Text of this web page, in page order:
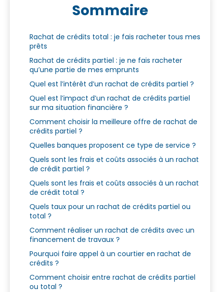
Sommaire
Rachat de crédits total : je fais racheter tous mes
prêts
Rachat de crédits partiel : je ne fais racheter
qu’une partie de mes emprunts
Quel est l’intérêt d’un rachat de crédits partiel ?
Quel est l’impact d’un rachat de crédits partiel
sur ma situation financière ?
Comment choisir la meilleure offre de rachat de
crédits partiel ?
Quelles banques proposent ce type de service ?
Quels sont les frais et coûts associés à un rachat
de crédit partiel ?
Quels sont les frais et coûts associés à un rachat
de crédit total ?
Quels taux pour un rachat de crédits partiel ou
total ?
Comment réaliser un rachat de crédits avec un
financement de travaux ?
Pourquoi faire appel à un courtier en rachat de
crédits ?
Comment choisir entre rachat de crédits partiel
ou total ?